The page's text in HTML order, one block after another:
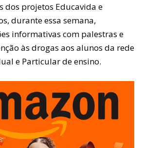
dos projetos Educavida e
durante essa semana,
informativas com palestras e
às drogas aos alunos da rede
e Particular de ensino.